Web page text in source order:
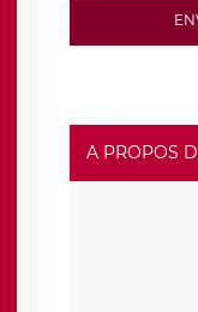
basé en France
limitation du
données. Vous
de traitement est
Sédar
le droit
A PROPOS